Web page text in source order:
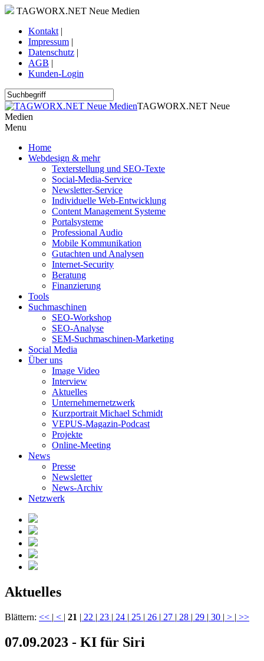
TAGWORX.NET Neue Medien
Kontakt |
Impressum |
Datenschutz |
AGB |
Kunden-Login
TAGWORX.NET Neue
Medien
Menu
Home
Webdesign & mehr
Texterstellung und SEO-Texte
Social-Media-Service
Newsletter-Service
Individuelle Web-Entwicklung
Content Management Systeme
Portalsysteme
Professional Audio
Mobile Kommunikation
Gutachten und Analysen
Internet-Security
Beratung
Finanzierung
Tools
Suchmaschinen
SEO-Workshop
SEO-Analyse
SEM-Suchmaschinen-Marketing
Social Media
Über uns
Image Video
Interview
Aktuelles
Unternehmernetzwerk
Kurzportrait Michael Schmidt
VEPUS-Magazin-Podcast
Projekte
Online-Meeting
News
Presse
Newsletter
News-Archiv
Netzwerk
Aktuelles
Blättern: << | < | 21 | 22 | 23 | 24 | 25 | 26 | 27 | 28 | 29 | 30 | > | >>
07.09.2023 - KI für Siri